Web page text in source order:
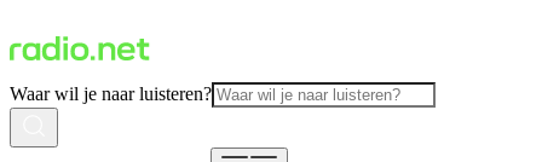
Waar wil je naar luisteren?